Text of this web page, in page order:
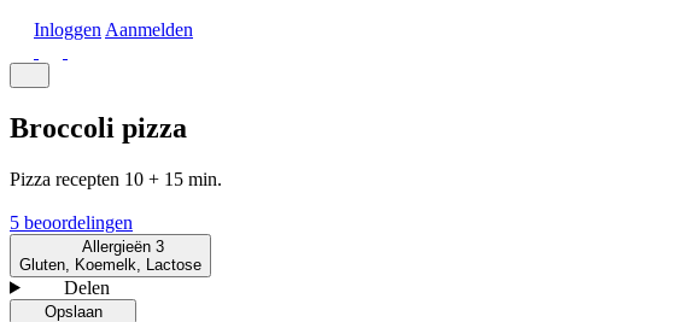
Inloggen Aanmelden
Broccoli pizza
Pizza recepten 10 + 15 min.
5 beoordelingen
Allergieën 3
Gluten, Koemelk, Lactose
Delen
Opslaan